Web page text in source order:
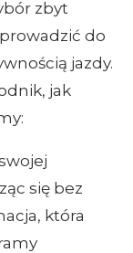
zbyt
do
jazdy.
jak
się bez
która